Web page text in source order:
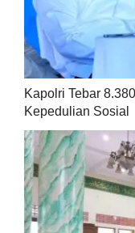
Kapolri Tebar
Kepedulian Sosial